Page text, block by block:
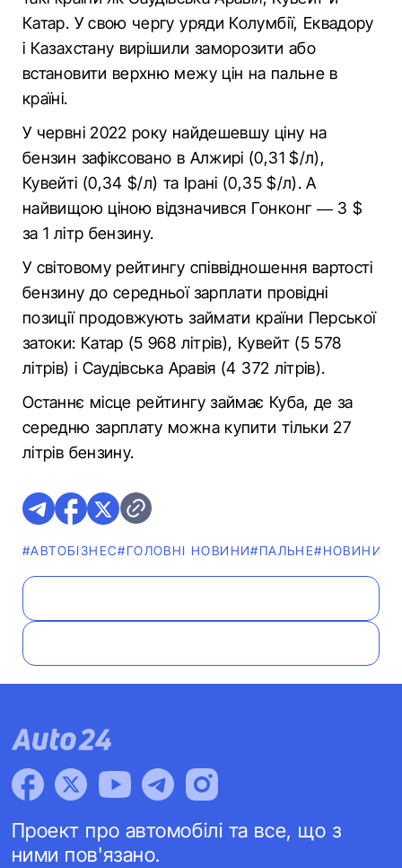
Катар. У свою чергу уряди Колумбії, Еквадору
і Казахстану вирішили заморозити або
встановити верхню межу цін на пальне в
країні.
У червні 2022 року найдешевшу ціну на
бензин зафіксовано в Алжирі (0,31 $/л),
Кувейті (0,34 $/л) та Ірані (0,35 $/л). А
найвищою ціною відзначився Гонконг — 3 $
за 1 літр бензину.
У світовому рейтингу співвідношення вартості
бензину до середньої зарплати провідні
позиції продовжують займати країни Перської
затоки: Катар (5 968 літрів), Кувейт (5 578
літрів) і Саудівська Аравія (4 372 літрів).
Останнє місце рейтингу займає Куба, де за
середню зарплату можна купити тільки 27
літрів бензину.
#АВТОБІЗНЕС#ГОЛОВНІ НОВИНИ#ПАЛЬНЕ#НОВИНИ
Проект про автомобілі та все, що з
ними пов'язано.